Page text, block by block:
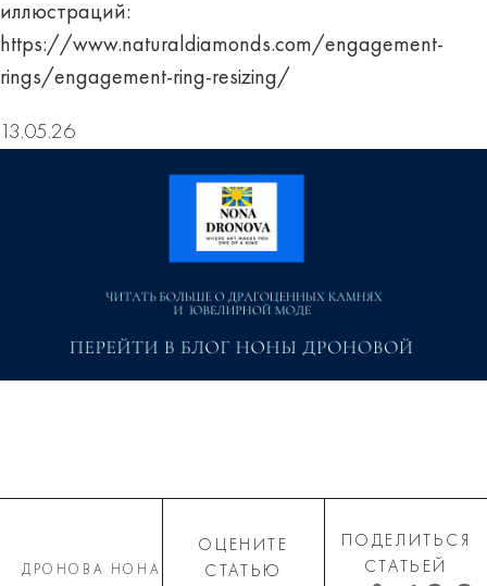
иллюстраций:
https://www.naturaldiamonds.com/engagement-
rings/engagement-ring-resizing/
13.05.26
ДРОНОВА НОНА
ОЦЕНИТЕ
СТАТЬЮ
ПОДЕЛИТЬСЯ
СТАТЬЕЙ